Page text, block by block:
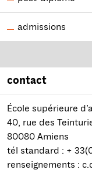
admissions
contact
École supérieure
40, rue des
80080 Amiens
tél standard : +
renseignements :